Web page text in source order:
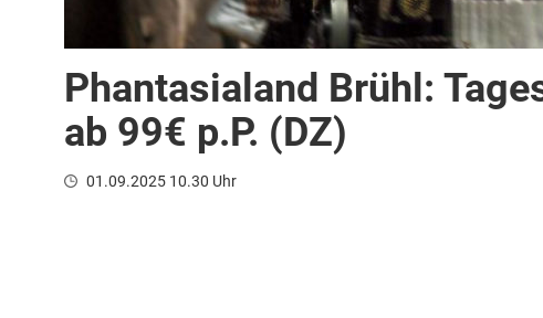
Phantasialand Brühl:
ab 99€ p.P. (DZ)
01.09.2025 10.30 Uhr